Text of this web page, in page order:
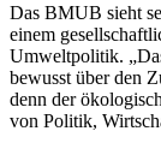
Das BMUB sieht
einem
Umweltpolitik.
bewusst über den
denn der
von Politik,